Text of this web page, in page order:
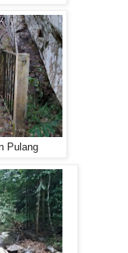
Pulang